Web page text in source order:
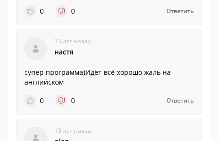
0
0 Ответить
13 лет назад
настя
супер программа)Идёт всё хорошо жаль на
английском
0
0 Ответить
13 лет назад